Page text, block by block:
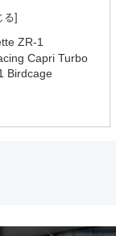
ZR-1
Capri Turbo
Birdcage